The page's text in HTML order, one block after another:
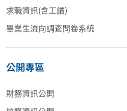
求職資訊(含工讀)
畢業生流向調查問卷系統
公開專區
財務資訊公開